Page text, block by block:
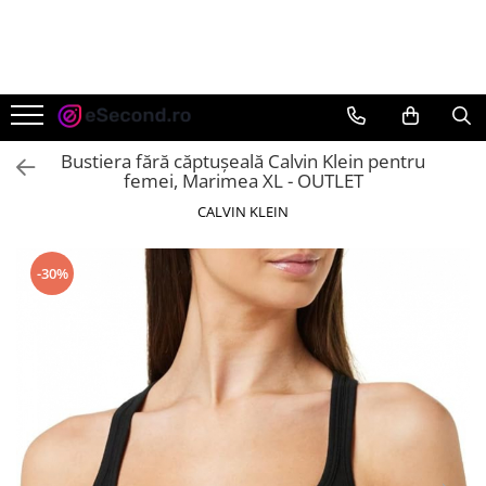
Auto Moto
Accesorii Auto
Anvelope & Jante
Electronice Auto
Intretinere & Cosmetica auto
Reparatii si echipamente auto
Trotinete electrice
Casa, Gradina & Bricolaj
Accesorii usi
Bucatarie & Servire
Bustiera fără căptușeală Calvin Klein pentru
femei, Marimea XL - OUTLET
CALVIN KLEIN
-30%